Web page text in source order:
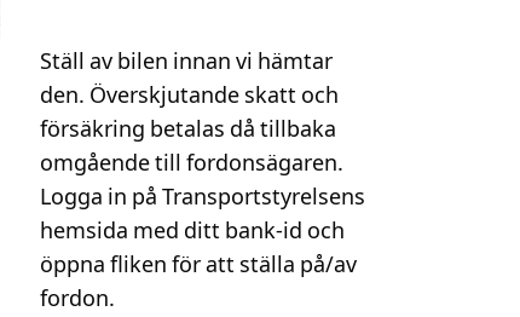
Ställ av bilen innan vi hämtar
den. Överskjutande skatt och
försäkring betalas då tillbaka
omgående till fordonsägaren.
Logga in på Transportstyrelsens
hemsida med ditt bank-id och
öppna fliken för att ställa på/av
fordon.